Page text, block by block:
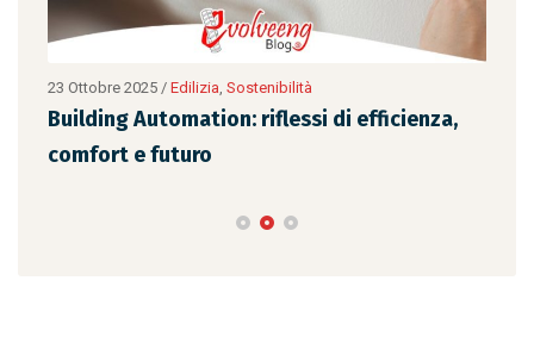
23 Ottobre 2025 / Edilizia Sostenibilità
Building Automation: riflessi di efficienza,
comfort e futuro